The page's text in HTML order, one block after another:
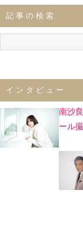
記事の検索
インタビュー
南沙
ール